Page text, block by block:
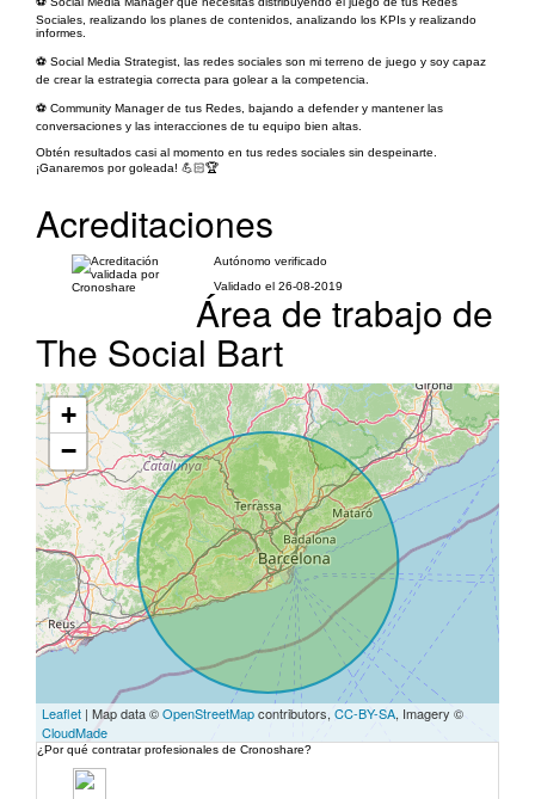
Sociales, realizando los planes de contenidos, analizando los KPIs y realizando
informes.
⚽️ Social Media Strategist, las redes sociales son mi terreno de juego y soy capaz
de crear la estrategia correcta para golear a la competencia.
⚽️ Community Manager de tus Redes, bajando a defender y mantener las
conversaciones y las interacciones de tu equipo bien altas.
Obtén resultados casi al momento en tus redes sociales sin despeinarte.
¡Ganaremos por goleada! 💪🏻🏆
Acreditaciones
Autónomo verificado
Validado el 26-08-2019
Área de trabajo de
The Social Bart
+
−
Leaflet | Map data ©OpenStreetMapcontributors, CC-BY-SA, Imagery ©
CloudMade
¿Por qué contratar profesionales de Cronoshare?